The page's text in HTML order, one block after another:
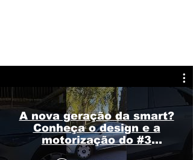
A nova geração da smart?
Conheça o design e a
motorização do #3
Premium